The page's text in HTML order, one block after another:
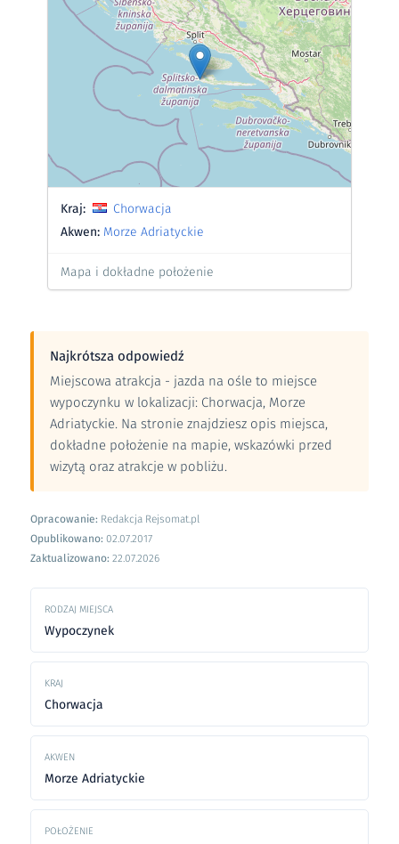
Kraj:
Chorwacja
Akwen: Morze Adriatyckie
Mapa i dokładne położenie
Najkrótsza odpowiedź
Miejscowa atrakcja - jazda na ośle to miejsce
wypoczynku w lokalizacji: Chorwacja, Morze
Adriatyckie. Na stronie znajdziesz opis miejsca,
dokładne położenie na mapie, wskazówki przed
wizytą oraz atrakcje w pobliżu.
Opracowanie: Redakcja Rejsomat.pl
Opublikowano: 02.07.2017
Zaktualizowano: 22.07.2026
RODZAJ MIEJSCA
Wypoczynek
KRAJ
Chorwacja
AKWEN
Morze Adriatyckie
POŁOŻENIE